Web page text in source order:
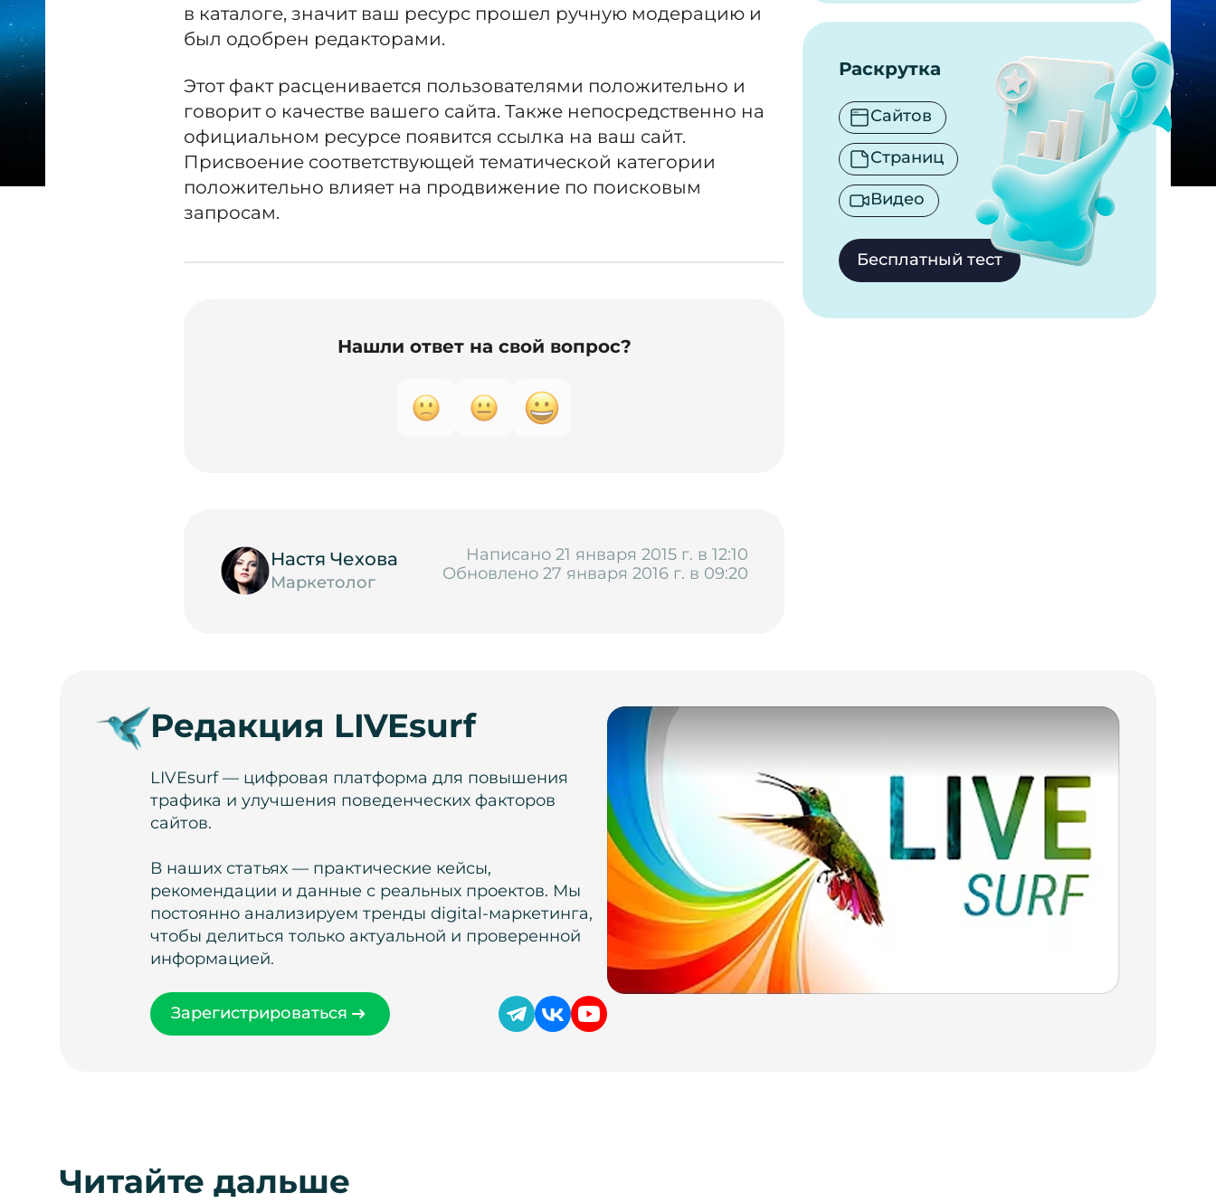
в каталоге, значит ваш ресурс прошел ручную модерацию и
был одобрен редакторами.
Этот факт расценивается пользователями положительно и
говорит о качестве вашего сайта. Также непосредственно на
официальном ресурсе появится ссылка на ваш сайт.
Присвоение соответствующей тематической категории
положительно влияет на продвижение по поисковым
запросам.
Нашли ответ на свой вопрос?
Настя Чехова
Маркетолог
Написано 21 января 2015 г. в 12:10
Обновлено 27 января 2016 г. в 09:20
Раскрутка
Сайтов
Страниц
Видео
Бесплатный тест
Редакция LIVEsurf
LIVEsurf — цифровая платформа для повышения
трафика и улучшения поведенческих факторов
сайтов.
В наших статьях — практические кейсы,
рекомендации и данные с реальных проектов. Мы
постоянно анализируем тренды digital-маркетинга,
чтобы делиться только актуальной и проверенной
информацией.
Зарегистрироваться
Читайте дальше